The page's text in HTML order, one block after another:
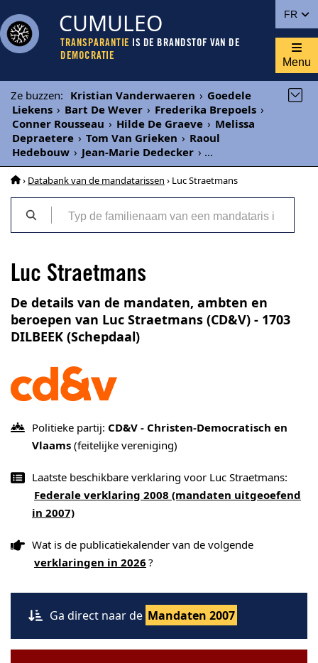
FR
CUMULEO
TRANSPARANTIE IS DE BRANDSTOF VAN DE
DEMOCRATIE
Menu
Ze buzzen: Kristian Vanderwaeren › Goedele
Liekens › Bart De Wever › Frederika Brepoels ›
Conner Rousseau › Hilde De Graeve › Melissa
Depraetere › Tom Van Grieken › Raoul
Hedebouw › Jean-Marie Dedecker › ...
› Databank van de mandatarissen › Luc Straetmans
Luc Straetmans
De details van de mandaten, ambten en
beroepen van Luc Straetmans (CD&V) - 1703
DILBEEK (Schepdaal)
Politieke partij: CD&V - Christen-Democratisch en
Vlaams (feitelijke vereniging)
Laatste beschikbare verklaring voor Luc Straetmans:
Federale verklaring 2008 (mandaten uitgeoefend
in 2007)
Wat is de publicatiekalender van de volgende
verklaringen in 2026 ?
Ga direct naar de Mandaten 2007